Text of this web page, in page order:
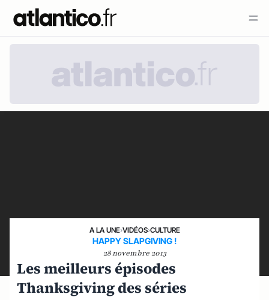
A LA UNE›VIDÉOS›CULTURE
HAPPY SLAPGIVING !
28 novembre 2013
Les meilleurs épisodes
Thanksgiving des séries